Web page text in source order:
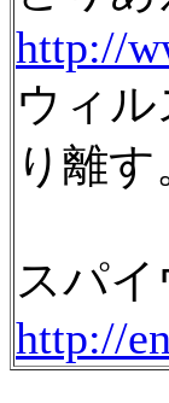
http://
ウィ
り離す
スパイ
http://